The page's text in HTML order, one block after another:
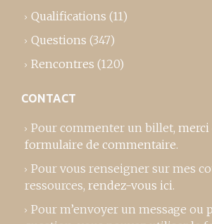
Qualifications (11)
Questions (347)
Rencontres (120)
CONTACT
Pour commenter un billet, merci
formulaire de commentaire.
Pour vous renseigner sur mes
ressources, rendez-vous ici.
Pour m’envoyer un message ou